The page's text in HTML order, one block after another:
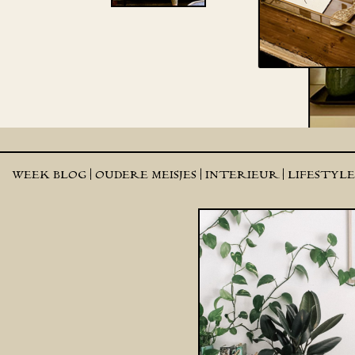
WEEK BLOG | OUDERE MEISJES | INTERIEUR | LIFESTYLE